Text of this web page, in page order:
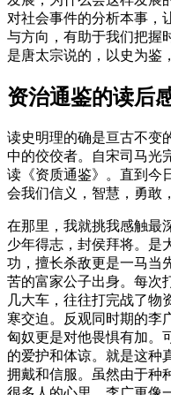
对社会事件的分析本事，
与方向，有助于我们把握
是唐太宗说的，以史为鉴
资治通鉴的读后
读史明理的确是亘古不变
中的佼佼者。自宋司马光
读《资质通鉴》。直到今
会我们信义，智慧，勇敢
在那里，我就挑我感触最
少年得志，封侯拜将。是
功，擅长杀敌更是一马当
苦的富家公子出身。每次
几大车，往往打完战了物
寒交迫。反观同时期的李
匈奴更是对他畏惧有加。
的爱护和体谅。就是这种
拥戴和信服。虽然由于种